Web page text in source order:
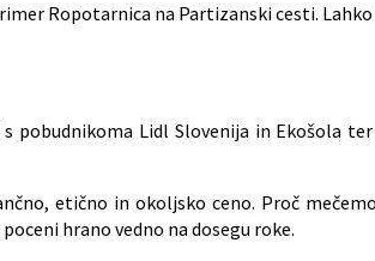
Ropotarnica na Partizanski cesti.
s pobudnikoma Lidl Slovenija in Ekošola
etično in okoljsko ceno. Proč
hrano vedno na dosegu roke.